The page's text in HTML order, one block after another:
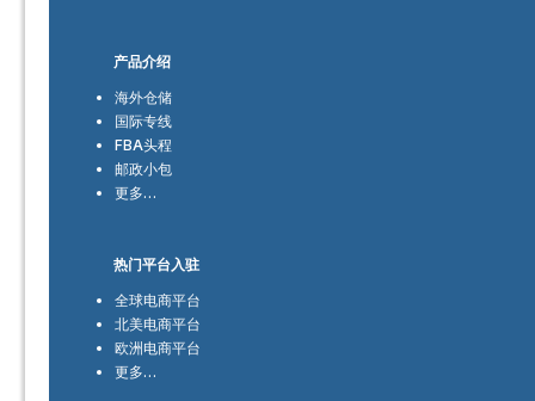
产品介绍
海外仓储
国际专线
FBA头程
邮政小包
更多…
热门平台入驻
全球电商平台
北美电商平台
欧洲电商平台
更多…